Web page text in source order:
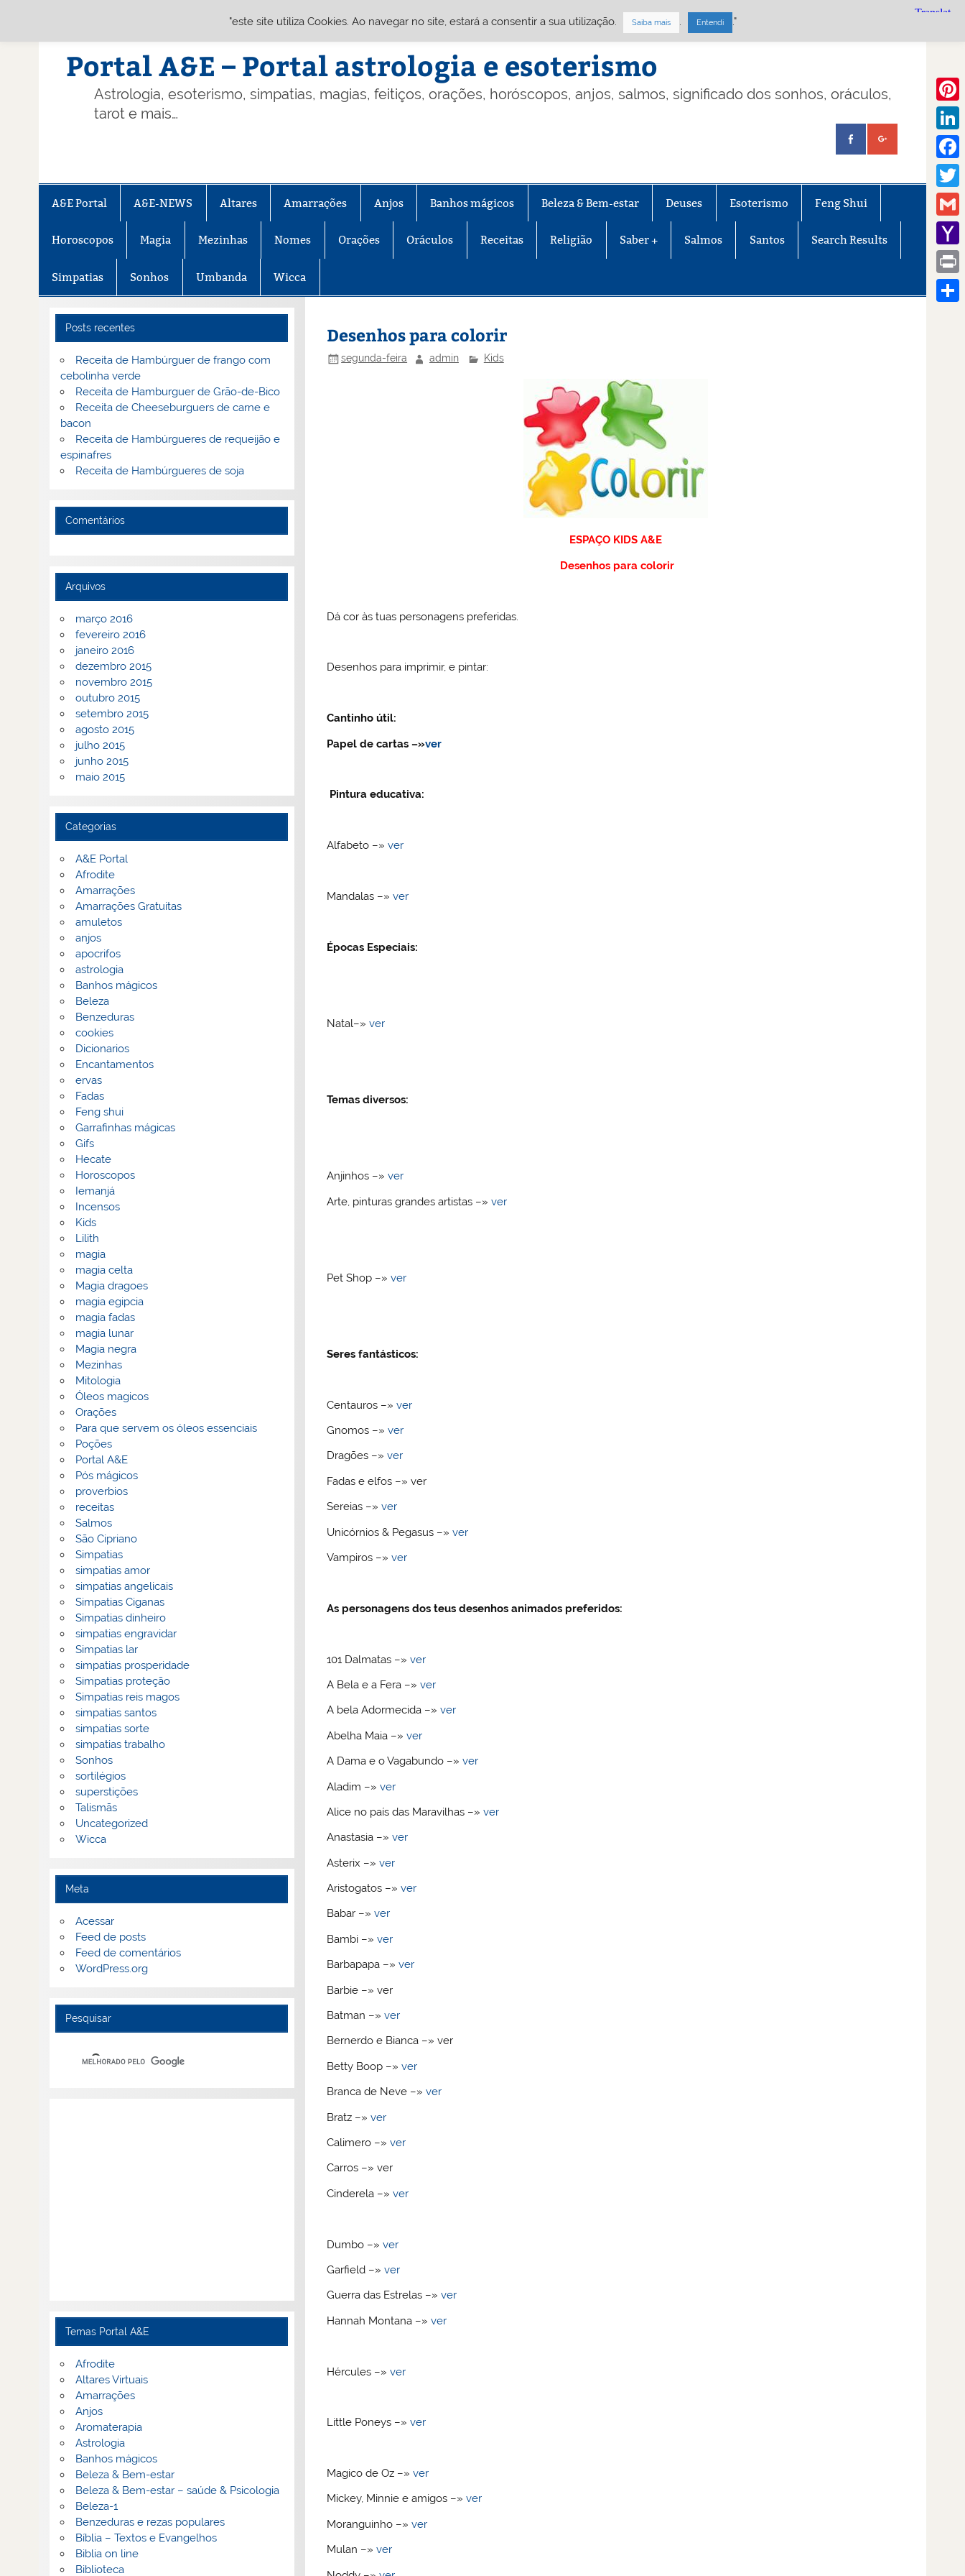
Portal A&E – Portal astrologia e esoterismo
Astrologia, esoterismo, simpatias, magias, feitiços, orações, horóscopos, anjos, salmos, significado dos sonhos, oráculos,
tarot e mais…
A&E Portal A&E-NEWS Altares Amarrações Anjos Banhos mágicos Beleza & Bem-estar Deuses Esoterismo Feng Shui
Horoscopos Magia Mezinhas Nomes Orações Oráculos Receitas Religião Saber + Salmos Santos Search Results
Simpatias Sonhos Umbanda Wicca
Desenhos para colorir
segunda-feira admin Kids
ESPAÇO KI DS A&E
Desenhos para colorir
Dá cor às tuas personagens preferidas.
Desenhos para imprimir, e pintar:
Cantinho útil:
Papel de cartas–»ver
Pintura educativa:
Alfabeto –»ver
Mandalas –»ver
Épocas Especiais:
Natal–»ver
Temas diversos:
Anjinhos –»ver
Arte, pinturas grandes artistas –»ver
Pet Shop –»ver
Seres fantásticos:
Centauros –»ver
Gnomos –»ver
Dragões –»ver
Fadas e elfos –» ver
Sereias –»ver
Unicórnios & Pegasus –»ver
Vampiros –»ver
As personagens dos teusdesenhos animados preferidos:
101 Dalmatas –»ver
A Bela e a Fera –»ver
A bela Adormecida –»ver
Abelha Maia –»ver
A Dama e o Vagabundo –»ver
Aladim –»ver
Alice no país das Maravilhas –»ver
Anastasia –»ver
Asterix –»ver
Aristogatos –»ver
Babar –»ver
Bambi –»ver
Barbapapa –»ver
Barbie –» ver
Batman –»ver
Bernerdo e Bianca –» ver
Betty Boop –»ver
Branca de Neve –»ver
Bratz –»ver
Calimero –»ver
Carros –» ver
Cinderela –»ver
Dumbo –»ver
Garfield –»ver
Guerra das Estrelas –»ver
Hannah Montana –»ver
Hércules –»ver
Little Poneys –»ver
Magico de Oz –»ver
Mickey, Minnie e amigos –»ver
Moranguinho –»ver
Mulan –»ver
Posts recentes
Receita de Hambúrguer de frango com
cebolinha verde
Receita de Hamburguer de Grão-de-Bico
Receita de Cheeseburguers de carne e
bacon
Receita de Hambúrgueres de requeijão e
espinafres
Receita de Hambúrgueres de soja
Comentários
Arquivos
março 2016
fevereiro 2016
janeiro 2016
dezembro 2015
novembro 2015
outubro 2015
setembro 2015
agosto 2015
julho 2015
junho 2015
maio 2015
Categorias
A&E Portal
Afrodite
Amarrações
Amarrações Gratuitas
amuletos
anjos
apocrifos
astrologia
Banhos mágicos
Beleza
Benzeduras
cookies
Dicionarios
Encantamentos
ervas
Fadas
Feng shui
Garrafinhas mágicas
Gifs
Hecate
Horoscopos
Iemanjá
Incensos
Kids
Lilith
magia
magia celta
Magia dragoes
magia egipcia
magia fadas
magia lunar
Magia negra
Mezinhas
Mitologia
Óleos magicos
Orações
Para que servem os óleos essenciais
Poções
Portal A&E
Pós mágicos
proverbios
receitas
Salmos
São Cipriano
Simpatias
simpatias amor
simpatias angelicais
Simpatias Ciganas
Simpatias dinheiro
simpatias engravidar
Simpatias lar
simpatias prosperidade
Simpatias proteção
Simpatias reis magos
simpatias santos
simpatias sorte
simpatias trabalho
Sonhos
sortilégios
superstições
Talismãs
Uncategorized
Wicca
Meta
Acessar
Feed de posts
Feed de comentários
WordPress.org
Pesquisar
Temas Portal A&E
Afrodite
Altares Virtuais
Amarrações
Anjos
Aromaterapia
Astrologia
Banhos mágicos
Beleza & Bem-estar
Beleza & Bem-estar – saúde & Psicologia
Beleza-1
Benzeduras e rezas populares
Bíblia – Textos e Evangelhos
Biblia on line
Biblioteca
Gmail
Mail
Print
"este site utiliza Cookies. Ao navegar no site, estará a consentir a sua utilização. Saiba mais . Entendi ."